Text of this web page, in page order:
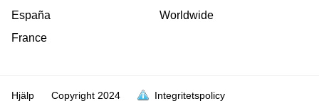
España
France
Worldwide
Hjälp Copyright 2024 Integritetspolicy